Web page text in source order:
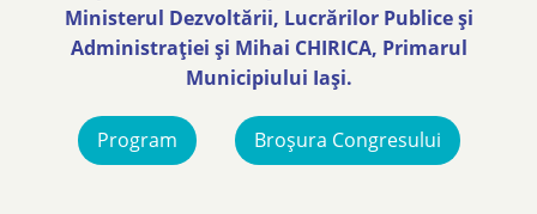
Ministerul Dezvoltării, Lucrărilor Publice și
Administrației și Mihai CHIRICA, Primarul
Municipiului Iași.
Program Broșura Congresului